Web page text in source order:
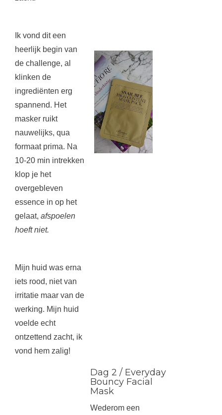
Ik vond dit een
heerlijk begin van
de challenge, al
klinken de
ingrediënten erg
spannend. Het
masker ruikt
nauwelijks, qua
formaat prima. Na
10-20 min intrekken
klop je het
overgebleven
essence in op het
gelaat, afspoelen
hoeft niet.
Mijn huid was erna
iets rood, niet van
irritatie maar van de
werking. Mijn huid
voelde echt
ontzettend zacht, ik
vond hem zalig!
Dag 2 / Everyday
Bouncy Facial
Mask
Wederom een